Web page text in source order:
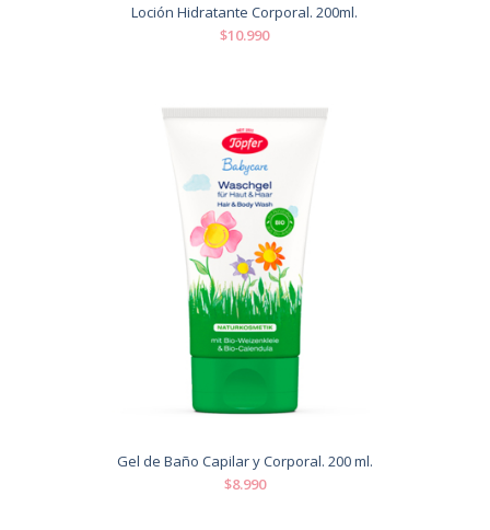
Loción Hidratante Corporal. 200ml.
$10.990
Gel de Baño Capilar y Corporal. 200 ml.
$8.990